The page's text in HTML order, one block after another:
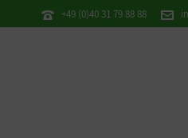
+49 (0)40 31 79 88 88